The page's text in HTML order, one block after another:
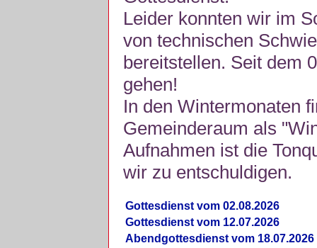
Leider konnten wir im
von technischen
bereitstellen. Seit dem
gehen!
In den Wintermonaten
Gemeinderaum als
Aufnahmen ist die
wir zu entschuldigen.
Gottesdienst vom 02.08.2026
Gottesdienst vom 12.07.2026
Abendgottesdienst vom 18.07.2026